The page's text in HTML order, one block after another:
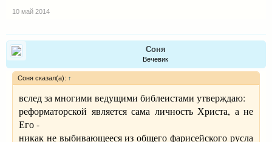
10 май 2014
Соня
Вечевик
Соня сказал(а): ↑
вслед за многими ведущими библеистами утверждаю:
реформаторской является сама личность Христа, а не
Его -
никак не выбивающееся из общего фарисейского русла